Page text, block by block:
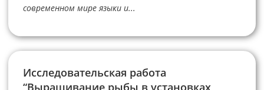
современном мире языки и...
Исследовательская работа
“Выращивание рыбы в установках